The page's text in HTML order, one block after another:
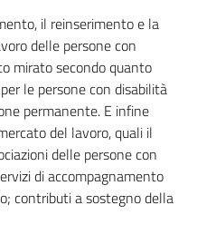
il reinserimento e la
delle persone con
mirato secondo quanto
le persone con disabilità
permanente. E infine
del lavoro, quali il
delle persone con
di accompagnamento
contributi a sostegno della